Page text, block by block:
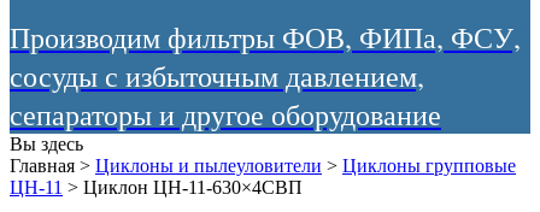
Производим фильтры ФОВ, ФИПа, ФСУ,
сосуды с избыточным давлением,
сепараторы и другое оборудование
Вы здесь
Главная > Циклоны и пылеуловители > Циклоны групповые
ЦН-11 > Циклон ЦН-11-630×4СВП